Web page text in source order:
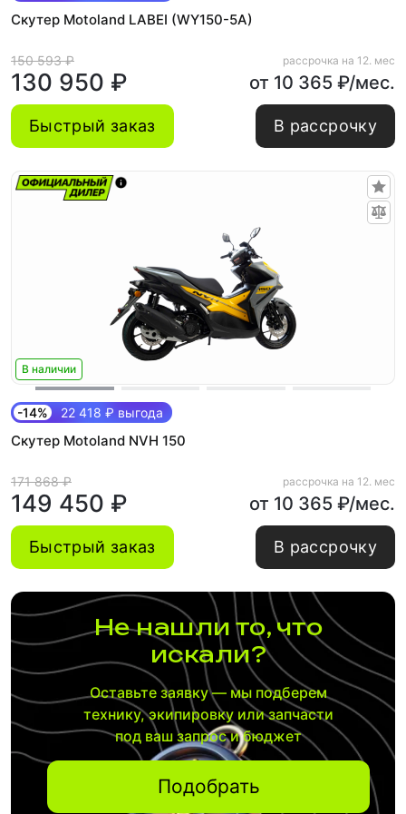
Скутер Motoland LABEI (WY150-5A)
150 593 ₽
130 950 ₽
рассрочка на 12. мес
от 10 365 ₽/мес.
Быстрый заказ В рассрочку
В наличии
-14% 22 418 ₽ выгода
Скутер Motoland NVH 150
171 868 ₽
149 450 ₽
рассрочка на 12. мес
от 10 365 ₽/мес.
Быстрый заказ В рассрочку
Не нашли то, что
искали?
Оставьте заявку — мы подберем
технику, экипировку или запчасти
под ваш запрос и бюджет
Подобрать